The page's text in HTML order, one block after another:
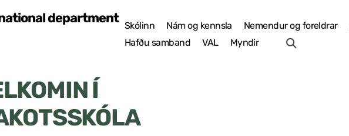
Skólinn Nám og kennsla Nemendur og foreldrar
Hafðu samband
VAL Myndir
Í